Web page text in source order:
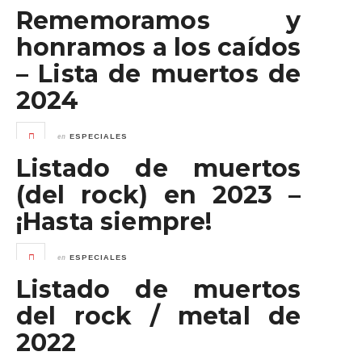
Rememoramos y
honramos a los caídos
– Lista de muertos de
2024
en ESPECIALES
Listado de muertos
(del rock) en 2023 –
¡Hasta siempre!
en ESPECIALES
Listado de muertos
del rock / metal de
2022